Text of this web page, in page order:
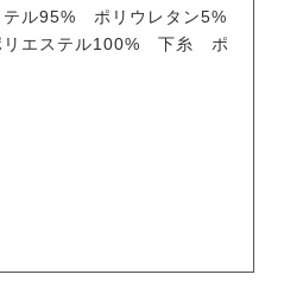
合わせて独自のカラーで染め
ル95% ポリウレタン5%
エステル100% 下糸 ポ